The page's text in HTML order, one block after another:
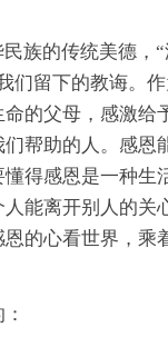
族的传统美德，
们留下的教诲。
的父母，感激给
帮助的人。感恩
得感恩是一种生
能离开别人的关
的心看世界，乘